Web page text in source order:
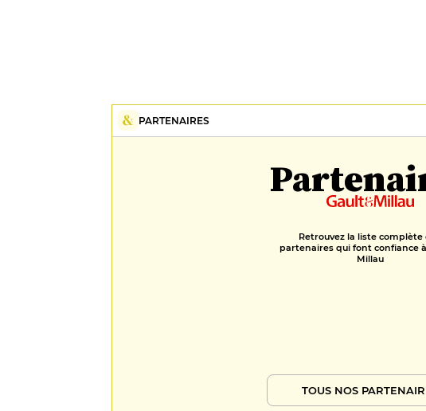
PARTENAIRES
Retrouvez la liste complète
partenaires qui font confiance
Millau
TOUS NOS